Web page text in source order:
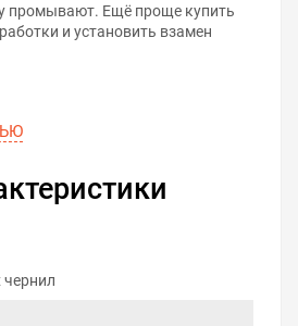
промывают. Ещё проще купить
и установить взамен